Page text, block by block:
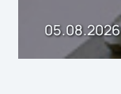
05.08.2026